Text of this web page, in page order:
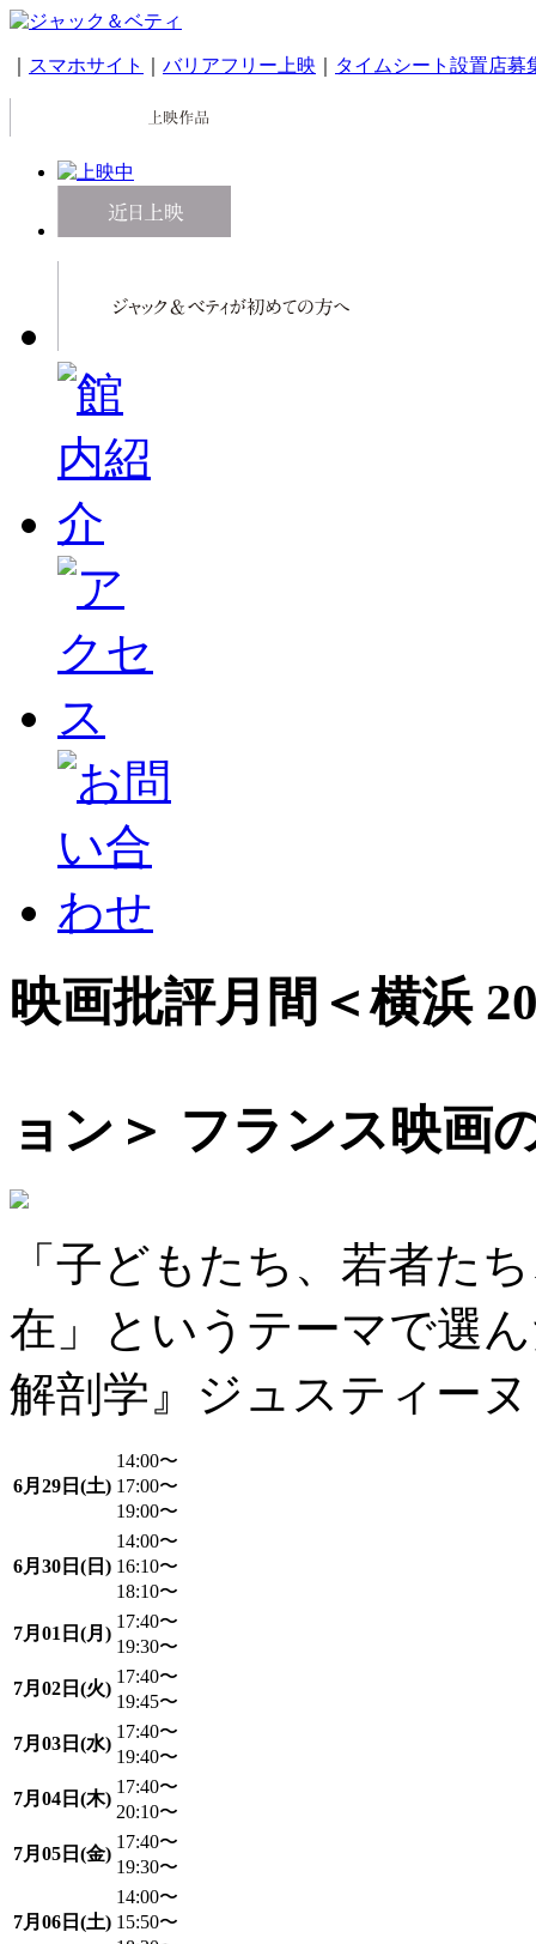
スマホサイト バリアフリー上映 タイムシート設置店募
映画批評月間＜横浜
ョン＞ フランス映画
「子どもたち、若者た
在」というテーマで選
解剖学』ジュスティー
6月29日(土)
14:00〜
17:00〜
19:00〜
6月30日(日)
14:00〜
16:10〜
18:10〜
7月01日(月)
17:40〜
19:30〜
7月02日(火)
17:40〜
19:45〜
7月03日(水)
17:40〜
19:40〜
7月04日(木)
17:40〜
20:10〜
7月05日(金)
17:40〜
19:30〜
7月06日(土)
14:00〜
15:50〜